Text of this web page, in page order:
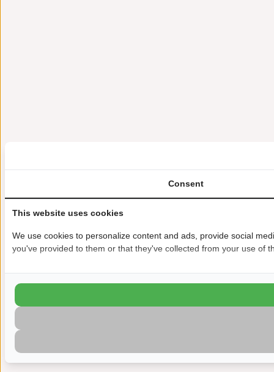
Consent
This website uses cookies
We use cookies to personalize content and ads, provide social
you've provided to them or that they've collected from your use of